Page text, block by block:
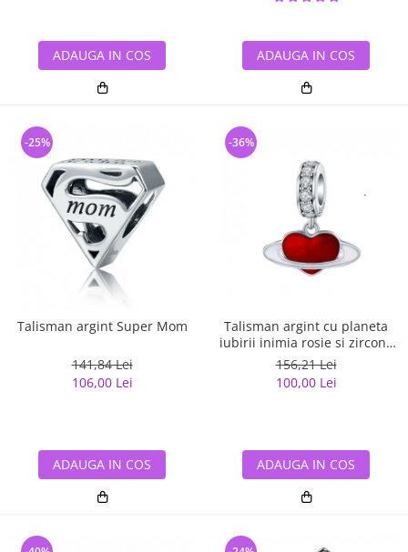
ADAUGA IN COS ADAUGA IN COS
Talisman argint Super Mom
141,84 Lei
106,00 Lei
-25%
ADAUGA IN COS
Talisman argint cu planeta
iubirii inimia rosie si zirconii
albe
156,21 Lei
100,00 Lei
-36%
ADAUGA IN COS